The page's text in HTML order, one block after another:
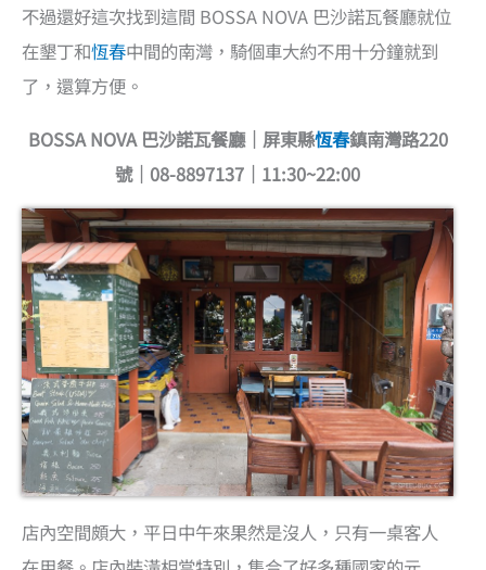
不過還好這次找到這間 BOSSA NOVA 巴沙諾瓦餐廳就位
在墾丁和恆春中間的南灣，騎個車大約不用十分鐘就到
了，還算方便。
BOSSA NOVA 巴沙諾瓦餐廳｜屏東縣恆春鎮南灣路220
號｜08-8897137｜11:30~22:00
店內空間頗大，平日中午來果然是沒人，只有一桌客人